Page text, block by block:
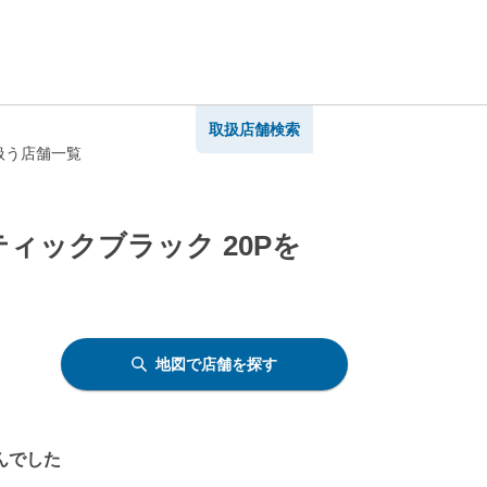
う店舗一覧
取扱店舗検索
ックブラック 20Pを
地図で店舗を探す
でした